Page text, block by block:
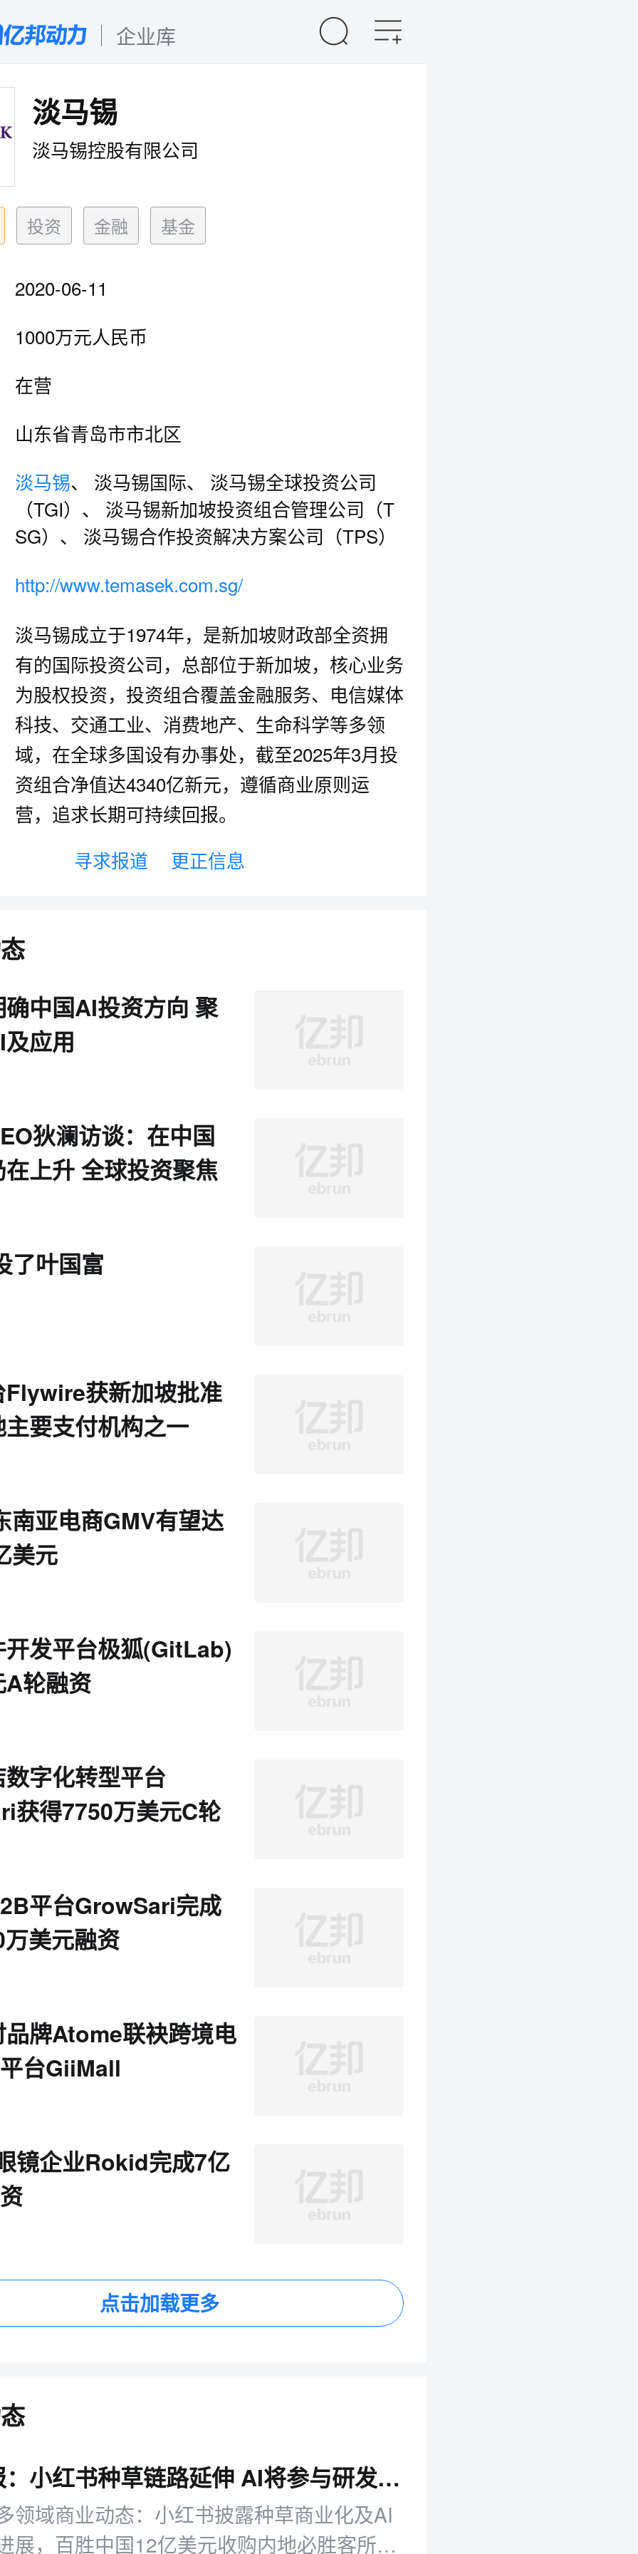
企业库
淡马锡
淡马锡控股有限公司
投资 金融 基金
2020-06-11
1000万元人民币
在营
山东省青岛市市北区
淡马锡、 淡马锡国际、 淡马锡全球投资公司
（TGI）、 淡马锡新加坡投资组合管理公司（T
SG）、 淡马锡合作投资解决方案公司（TPS）
http://www.temasek.com.sg/
淡马锡成立于1974年，是新加坡财政部全资拥
有的国际投资公司，总部位于新加坡，核心业务
为股权投资，投资组合覆盖金融服务、电信媒体
科技、交通工业、消费地产、生命科学等多领
域，在全球多国设有办事处，截至2025年3月投
资组合净值达4340亿新元，遵循商业原则运
营，追求长期可持续回报。
寻求报道
更正信息
中国AI投资方向 聚
应用
狄澜访谈：在中国
上升 全球投资聚焦
了叶国富
Flywire获新加坡批准
要支付机构之一
南亚电商GMV有望达
美元
发平台极狐(GitLab)
轮融资
字化转型平台
获得7750万美元C轮
平台GrowSari完成
美元融资
牌Atome联袂跨境电
台GiiMall
镜企业Rokid完成7亿
点击加载更多
零售日报：小红书种草链路延伸 AI将参与研发投放决策
领域商业动态：小红书披露种草商业化及AI
展，百胜中国12亿美元收购内地必胜客所有